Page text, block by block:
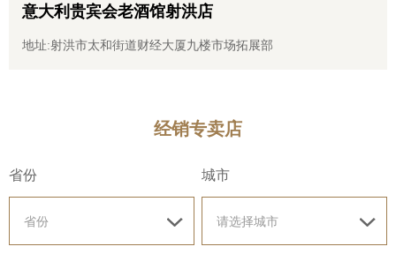
信息公
意大利贵宾会老酒馆射洪店
地址:射洪市太和街道财经大厦九楼市场拓展部
经销专卖店
省份
省份
城市
请选择城市